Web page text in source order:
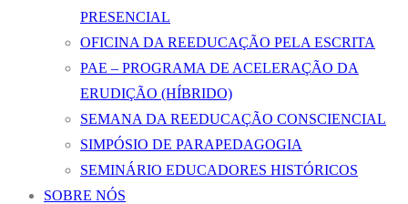
PRESENCIAL
OFICINA DA REEDUCAÇÃO PELA ESCRITA
PAE – PROGRAMA DE ACELERAÇÃO DA
ERUDIÇÃO (HÍBRIDO)
SEMANA DA REEDUCAÇÃO CONSCIENCIAL
SIMPÓSIO DE PARAPEDAGOGIA
SEMINÁRIO EDUCADORES HISTÓRICOS
SOBRE NÓS